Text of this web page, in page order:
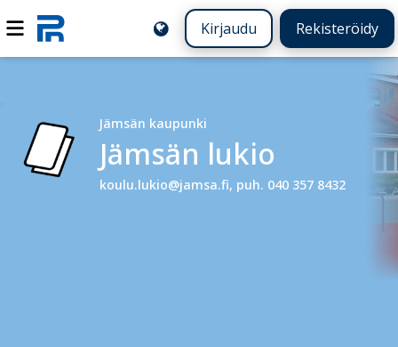
Kirjaudu Rekisteröidy
Jämsän kaupunki
Jämsän lukio
koulu.lukio@jamsa.fi, puh. 040 357 8432